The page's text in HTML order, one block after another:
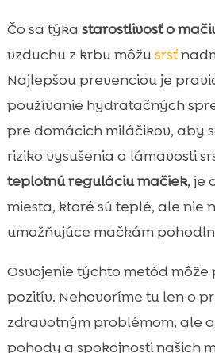
Čo sa týka starostlivosť o
vzduchu z krbu môžusrsť
Najlepšou prevenciou je
používanie hydratačných
pre domácich miláčikov, aby
riziko vysušenia a lámavosti
teplotnú reguláciu mačiek, je
miesta, ktoré sú teplé, ale nie
umožňujúce mačkám
Osvojenie týchto metód môže
pozitív. Nehovoríme tu len o
zdravotným problémom, ale
pohody a spokojnosti našich